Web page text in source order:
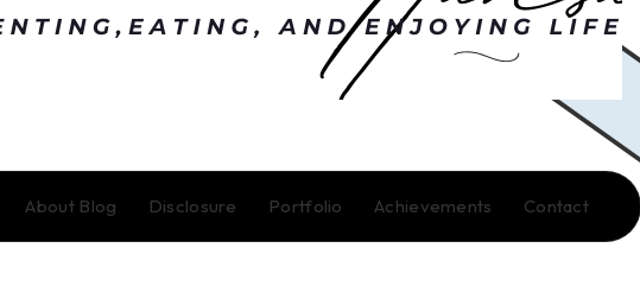
About Blog Disclosure Portfolio Achievements Contact